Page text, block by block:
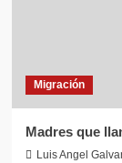
Migración
Madres que
Luis Angel